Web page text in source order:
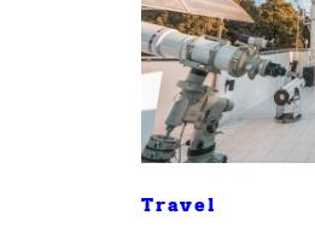
Travel